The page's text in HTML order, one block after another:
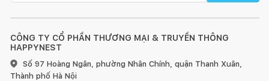
CÔNG TY CỔ PHẦN THƯƠNG MẠI & TRUYỀN THÔNG
HAPPYNEST
Số 97 Hoàng Ngân, phường Nhân Chính, quận Thanh Xuân,
Thành phố Hà Nội